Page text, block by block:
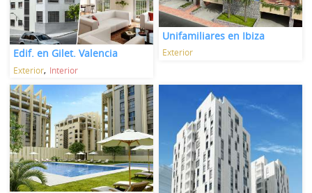
Edif. en Gilet. Valencia
Exterior Interior
Unifamiliares en Ibiza
Exterior